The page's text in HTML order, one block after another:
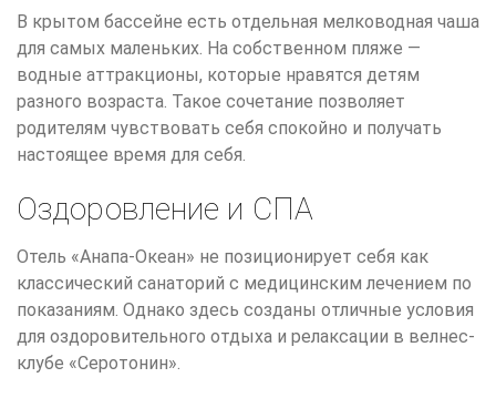
В крытом бассейне есть отдельная мелководная чаша
для самых маленьких. На собственном пляже —
водные аттракционы, которые нравятся детям
разного возраста. Такое сочетание позволяет
родителям чувствовать себя спокойно и получать
настоящее время для себя.
Оздоровление и СПА
Отель «Анапа-Океан» не позиционирует себя как
классический санаторий с медицинским лечением по
показаниям. Однако здесь созданы отличные условия
для оздоровительного отдыха и релаксации в велнес-
клубе «Серотонин».